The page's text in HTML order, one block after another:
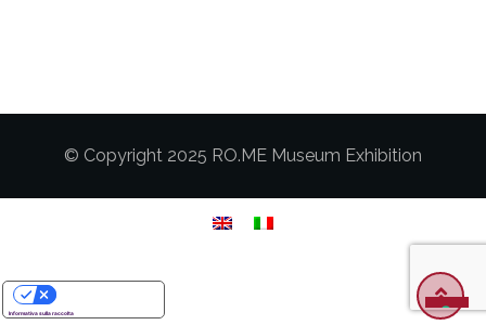
© Copyright 2025 RO.ME Museum Exhibition
Informativa sulla raccolta